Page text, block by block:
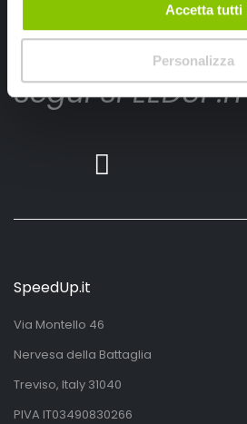
Accetta tutti
Personalizza
Iscrivimi
Segui SPEEDUP.IT
SpeedUp.it
Via Montello 46
Nervesa della Battaglia
Treviso, Italy 31040
PIVA IT03490830266